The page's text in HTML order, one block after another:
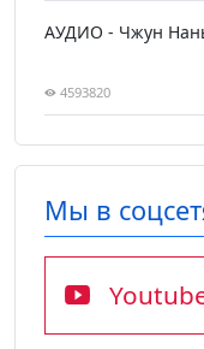
АУДИО - Чжун
4593820
Мы в